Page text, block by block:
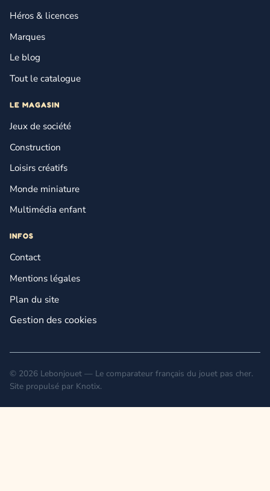
Héros & licences
Marques
Le blog
Tout le catalogue
LE MAGASIN
Jeux de société
Construction
Loisirs créatifs
Monde miniature
Multimédia enfant
INFOS
Contact
Mentions légales
Plan du site
Gestion des cookies
© 2026 Lebonjouet — Le comparateur français du jouet pas cher.
Site propulsé par Knotix.